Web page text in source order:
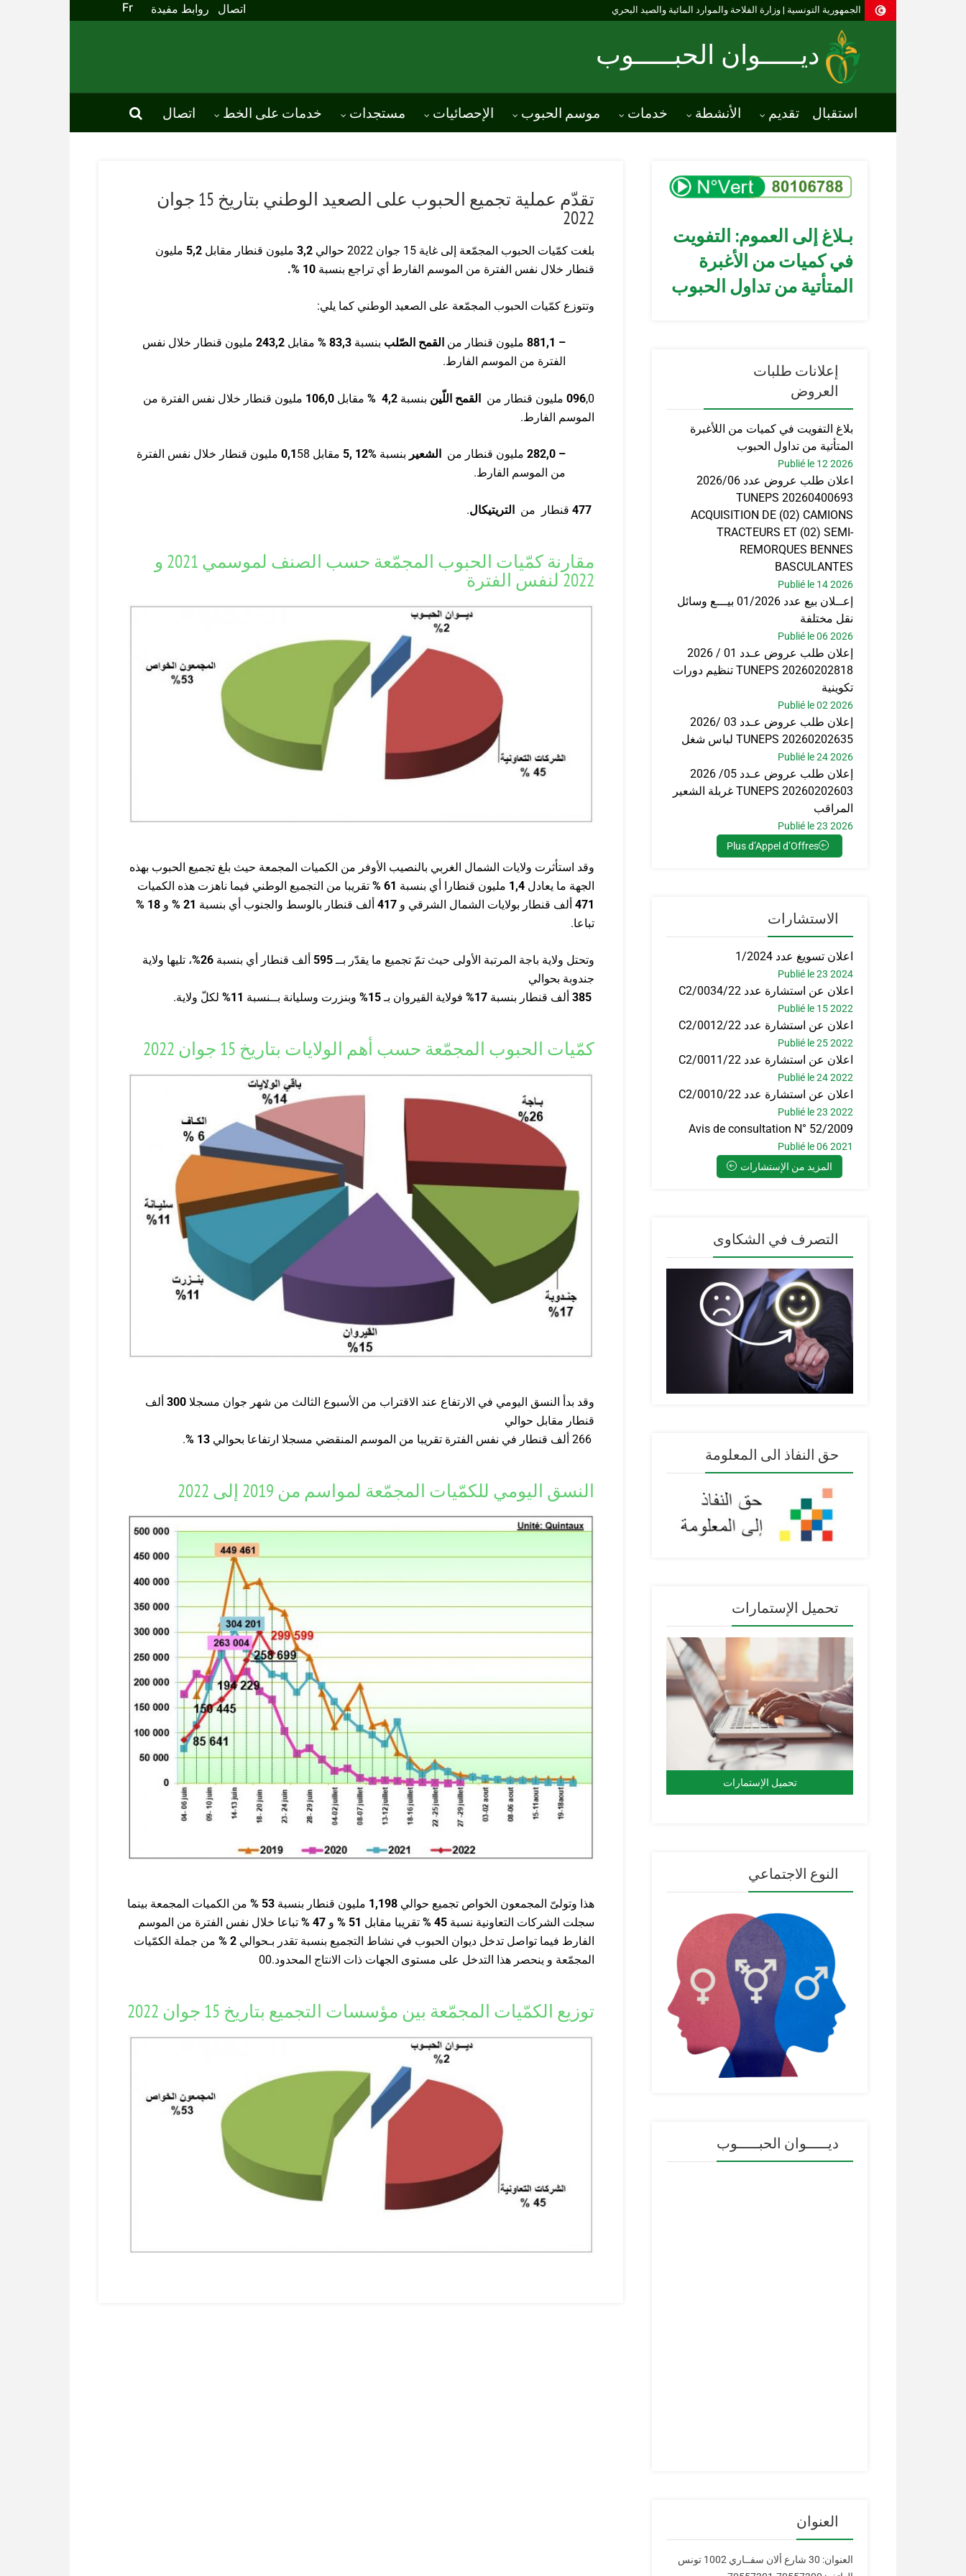
الجمهورية التونسية | وزارة الفلاحة والموارد المائية والصيد البحري روابط مفيدة اتصال Fr
ديـــــوان الحبـــــوب
استقبال تقديم الأنشطة خدمات موسم الحبوب الإحصائيات مستجدات خدمات على الخط اتصال
تقدّم عملية تجميع الحبوب على الصعيد الوطني بتاريخ 15 جوان
2022
بلغت كمّيات الحبوب المجمّعة إلى غاية 15 جوان 2022 حوالي 3,2 مليون قنطار مقابل 5,2
مليون
قنطار خلال نفس الفترة من الموسم الفارط أي تراجع بنسبة 10
%
.
وتتوزع كمّيات الحبوب المجمّعة على الصعيد الوطني كما يلي:
– 881
,1 مليون قنطار من القمح الصّلب بنسبة 83,3
% مقابل 243,2
مليون قنطار خلال نفس
الفترة من الموسم الفارط.
096,0 مليون قنطار من القمح اللّين بنسبة 4,2
% مقابل 106,0
مليون قنطار خلال نفس الفترة من
الموسم الفارط.
– 282
,0 مليون قنطار من الشعير بنسبة %12 ,5 مقابل 0,1 58 مليون قنطار خلال نفس الفترة
من الموسم الفارط.
477 قنطار من التريتيكال.
مقارنة كمّيات الحبوب المجمّعة حسب الصنف لموسمي 2021 و
2022 لنفس الفترة
وقد استأثرت ولايات الشمال الغربي بالنصيب الأوفر من الكميات المجمعة حيث بلغ تجميع الحبوب بهذه
الجهة ما يعادل 1,4 مليون قنطارا أي بنسبة 61
% تقريبا من التجميع الوطني فيما ناهزت هذه الكميات
471 ألف قنطار بولايات الشمال الشرقي و 417 ألف قنطار بالوسط والجنوب أي بنسبة 21 % و 18 %
تباعا.
وتحتل ولاية باجة المرتبة الأولى حيث تمّ تجميع ما يقدّر بــ 595 ألف قنطار أي بنسبة 26%
، تليها ولاية
جندوبة بحوالي
385 ألف قنطار بنسبة 17% فولاية القيروان بـ 15
% وبنزرت وسليانة بــنسبة 11% لكلّ ولاية.
كمّيات الحبوب المجمّعة حسب أهم الولايات بتاريخ 15 جوان 2022
وقد بدأ النسق اليومي في الارتفاع عند الاقتراب من الأسبوع الثالث من شهر جوان مسجلا 300 ألف
قنطار مقابل حوالي
13
%
.
النسق اليومي للكمّيات المجمّعة لمواسم من 2019 إلى 2022
هذا وتولىّ المجمعون الخواص تجميع حوالي 1,198 مليون قنطار بنسبة 53 %
من الكميات المجمعة بينما
سجلت الشركات التعاونية نسبة 45 % تقريبا مقابل 51
% و 47
% تباعا خلال نفس الفترة من الموسم
الفارط فيما تواصل تدخل ديوان الحبوب في نشاط التجميع بنسبة تقدر بـحوالي 2 %
من جملة الكمّيات
المجمّعة و ينحصر هذا التدخل على مستوى الجهات ذات الانتاج المحدود.00
توزيع الكمّيات المجمّعة بين مؤسسات التجميع بتاريخ 15 جوان 2022
بـلاغ إلى العموم: التفويت
في كميات من الأغبرة
المتأتية من تداول الحبوب
إعلانات طلبات
العروض
بلاغ التفويت في كميات من اللأغبرة
المتأتية من تداول الحبوب
Publié le 12 2026
اعلان طلب عروض عدد 2026/06
TUNEPS 20260400693
ACQUISITION DE (02) CAMIONS
TRACTEURS ET (02) SEMI-
REMORQUES BENNES
BASCULANTES
Publié le 14 2026
إعــلان بيع عدد 01/2026 بيـــع وسائل
نقل مختلفة
Publié le 06 2026
إعلان طلب عروض عـدد 01 / 2026
TUNEPS 20260202818 تنظيم دورات
تكوينية
Publié le 02 2026
إعلان طلب عروض عـدد 03 /2026
TUNEPS 20260202635 لباس شغل
Publié le 24 2026
إعلان طلب عروض عـدد 05/ 2026
TUNEPS 20260202603 غربلة الشعير
المراقب
Publié le 23 2026
Plus d’Appel d’Offres
الاستشارات
اعلان تسويغ عدد 1/2024
Publié le 23 2024
اعلان عن استشارة عدد C2/0034/22
Publié le 15 2022
اعلان عن استشارة عدد C2/0012/22
Publié le 25 2022
اعلان عن استشارة عدد C2/0011/22
Publié le 24 2022
اعلان عن استشارة عدد C2/0010/22
Publié le 23 2022
Avis de consultation N° 52/2009
Publié le 06 2021
المزيد من الإستشارات
التصرف في الشكاوى
حق النفاذ الى المعلومة
تحميل الإستمارات
تحميل الإستمارات
النوع الاجتماعي
ديـــــوان الحبـــــوب
العنوان
العنوان: 30 شارع ألان سفــاري 1002 تونس